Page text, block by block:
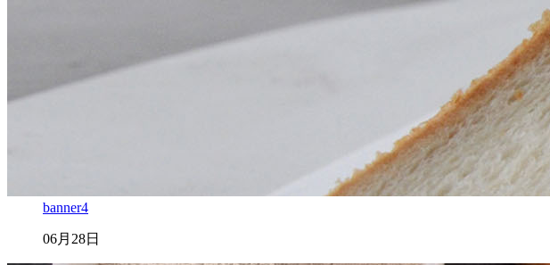
banner4
06月28日